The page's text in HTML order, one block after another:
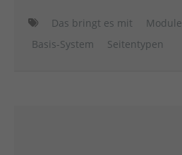
Das bringt es mit Module
Basis-System
Seitentypen